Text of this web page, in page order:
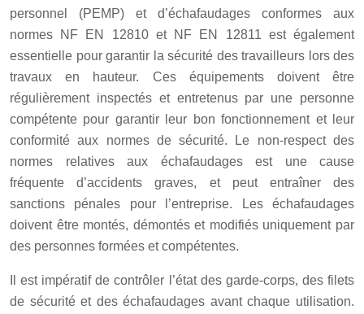
personnel (PEMP) et d’échafaudages conformes aux
normes NF EN 12810 et NF EN 12811 est également
essentielle pour garantir la sécurité des travailleurs lors des
travaux en hauteur. Ces équipements doivent être
régulièrement inspectés et entretenus par une personne
compétente pour garantir leur bon fonctionnement et leur
conformité aux normes de sécurité. Le non-respect des
normes relatives aux échafaudages est une cause
fréquente d’accidents graves, et peut entraîner des
sanctions pénales pour l’entreprise. Les échafaudages
doivent être montés, démontés et modifiés uniquement par
des personnes formées et compétentes.
Il est impératif de contrôler l’état des garde-corps, des filets
de sécurité et des échafaudages avant chaque utilisation.